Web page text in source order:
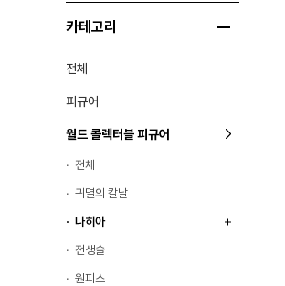
카테고리
전체
피규어
월드 콜렉터블 피규어
전체
귀멸의 칼날
나히아
전생슬
원피스